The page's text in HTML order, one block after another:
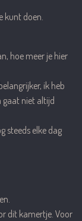
kunt doen.
hoe meer je hier
ik heb
gaat niet altijd
steeds elke dag
dit kamertje. Voor